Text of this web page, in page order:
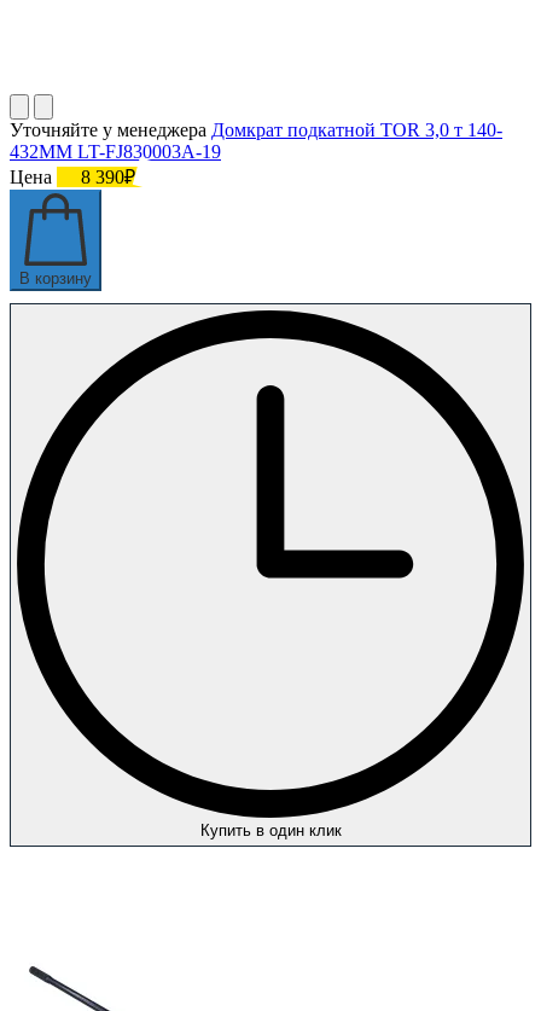
Уточняйте у менеджера Домкрат подкатной TOR 3,0 т 140-
432MM LT-FJ830003A-19
Цена
8 390₽
В корзину
Купить в один клик